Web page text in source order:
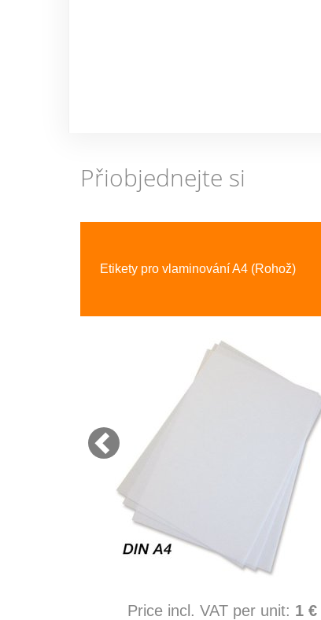
Přiobjednejte si
Etikety pro vlaminování A4 (Rohož)
Price incl. VAT per unit: 1 €